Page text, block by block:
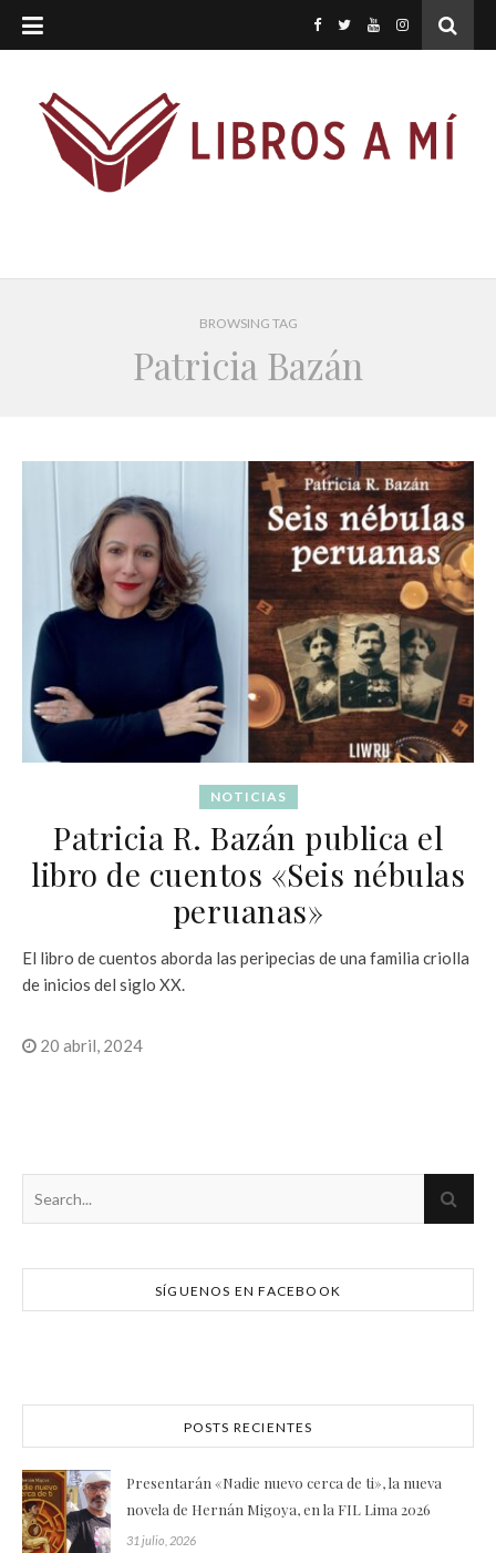
BROWSING TAG
Patricia Bazán
NOTICIAS
Patricia R. Bazán publica el
libro de cuentos «Seis nébulas
peruanas»
El libro de cuentos aborda las peripecias de una familia criolla
de inicios del siglo XX.
20 abril, 2024
SÍGUENOS EN FACEBOOK
POSTS RECIENTES
Presentarán «Nadie nuevo cerca de ti», la nueva
novela de Hernán Migoya, en la FIL Lima 2026
31 julio, 2026